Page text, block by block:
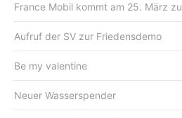
France Mobil kommt am 25. März
Aufruf der SV zur Friedensdemo
Be my valentine
Neuer Wasserspender